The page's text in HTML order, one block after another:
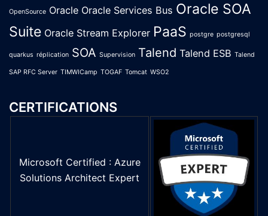
OpenSource Oracle Oracle Services Bus Oracle SOA
Suite Oracle Stream Explorer PaaS postgre postgresql
quarkus réplication SOA Supervision Talend Talend ESB Talend
SAP RFC Server TIMWICamp TOGAF Tomcat WSO2
CERTIFICATIONS
Microsoft Certified : Azure
Solutions Architect Expert